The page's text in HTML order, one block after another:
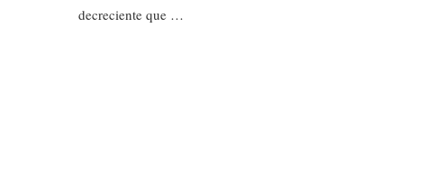
decreciente que …